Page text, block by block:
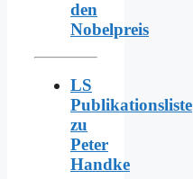
den
Nobelpreis
LS
Publikationsliste
zu
Peter
Handke